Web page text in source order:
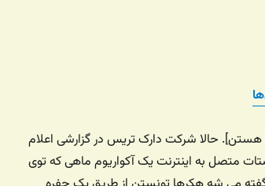
حالا شرکت دارک تریس در گزارشی اعلام
متصل به اینترنت یک آکواریوم ماهی که توی